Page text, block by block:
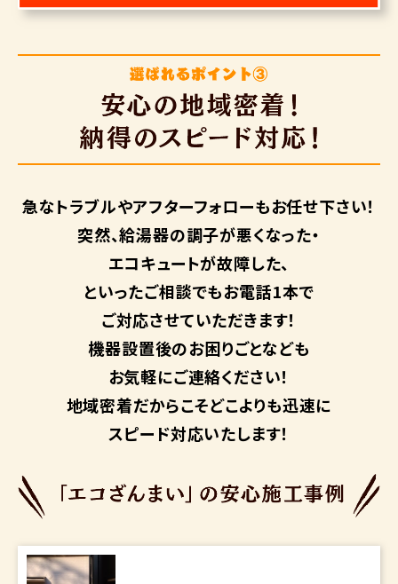
急なトラブルやアフターフォローもお任せ下さい！
突然、給湯器の調子が悪くなった・
エコキュートが故障した、
といったご相談でもお電話1本で
ご対応させていただきます！
機器設置後のお困りごとなども
お気軽にご連絡ください！
地域密着だからこそどこよりも迅速に
スピード対応いたします！